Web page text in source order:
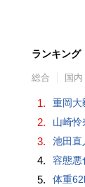
ランキング
総合 国内
1. 重岡大
2. 山崎怜
3. 池田直
4. 容態悪
5. 体重